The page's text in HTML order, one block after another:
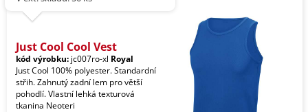
Just Cool Cool Vest
kód výrobku: jc007ro-xl Royal
Just Cool 100% polyester. Standardní
střih. Zahnutý zadní lem pro větší
pohodlí. Vlastní lehká texturová
tkanina Neoteri